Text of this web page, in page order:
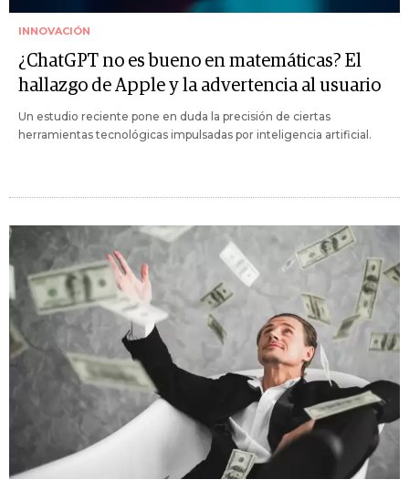
INNOVACIÓN
¿ChatGPT no es bueno en matemáticas? El
hallazgo de Apple y la advertencia al usuario
Un estudio reciente pone en duda la precisión de ciertas
herramientas tecnológicas impulsadas por inteligencia artificial.